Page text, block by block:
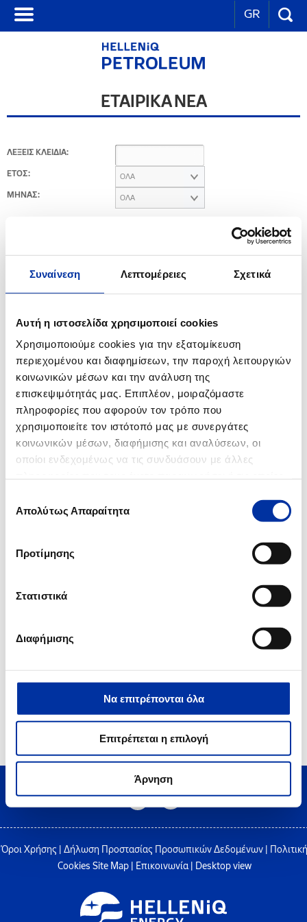
Συναίνεση Λεπτομέρειες Σχετικά
Αυτή η ιστοσελίδα χρησιμοποιεί cookies
Χρησιμοποιούμε cookies για την εξατομίκευση
περιεχομένου και διαφημίσεων, την παροχή λειτουργιών
κοινωνικών μέσων και την ανάλυση της
επισκεψιμότητάς μας. Επιπλέον, μοιραζόμαστε
πληροφορίες που αφορούν τον τρόπο που
χρησιμοποιείτε τον ιστότοπό μας με συνεργάτες
κοινωνικών μέσων, διαφήμισης και αναλύσεων, οι
οποίοι ενδεχομένως να τις συνδυάσουν με άλλες
των υπηρεσιών τους.
συγκατάθεσης
Απολύτως Απαραίτητα
Προτίμησης
Στατιστικά
Διαφήμισης
Να επιτρέπονται όλα
Επιτρέπεται η επιλογή
Άρνηση
GR
ΕΤΑΙΡΙΚΑ ΝΕΑ
ΛΕΞΕΙΣ ΚΛΕΙΔΙΑ:
ΕΤΟΣ: ΟΛΑ
ΜΗΝΑΣ: ΟΛΑ
2014
Ανακοίνωση για τις Βιομηχανικές Εγκαταστάσεις Ασπροπύργου
12.02.2014
Ενημέρωση για τον αεριοποιητή 32-R-003 των Βιομηχανικών
Εγκαταστάσεων Ελευσίνας των ΕΛΛΗΝΙΚΩΝ ΠΕΤΡΕΛΑΙΩΝ
2008
Έκθεση αυτοψίας των Επιθεωρητών Περιβάλλοντος στο διυλιστήριο
Ελευσίνας
2 3 4 5 6
Όροι Χρήσης Δήλωση Προστασίας Προσωπικών Δεδομένων
Πολιτική
Cookies Site Map| Επικοινωνία| Desktop view